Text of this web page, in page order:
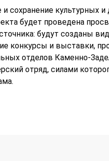
сохранение культурных
будет проведена
будут созданы
конкурсы и выставки,
отделов Каменно-
отряд, силами